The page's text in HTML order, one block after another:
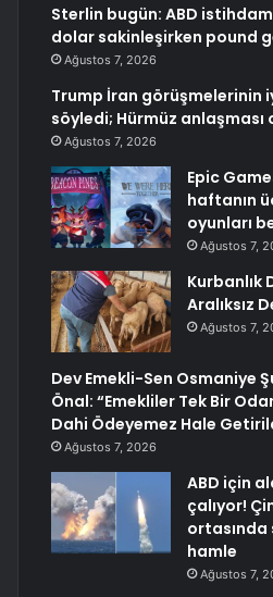
Sterlin bugün: ABD
dolar sakinleşirken pound
Ağustos 7, 2026
Trump İran görüşmelerinin
söyledi; Hürmüz
Ağustos 7, 2026
Epic
haftanın
oyunları
Ağustos 7,
Kurbanlık
Aralıksız
Ağustos 7,
Dev Emekli-Sen Osmaniye
Önal: “Emekliler Tek Bir
Dahi Ödeyemez Hale
Ağustos 7, 2026
ABD için
çalıyor!
hamle
Ağustos 7,